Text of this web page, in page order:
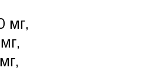
мг,